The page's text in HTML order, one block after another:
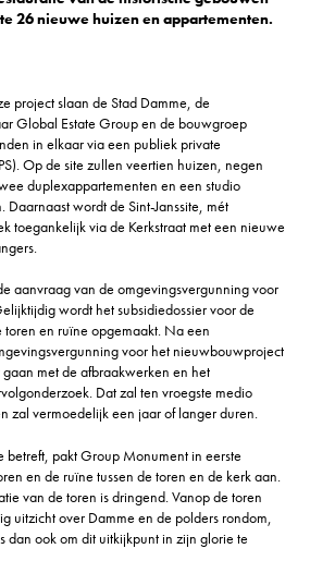
26 nieuwe huizen en appartementen.
project slaan de Stad Damme, de
Global Estate Group en de bouwgroep
in elkaar via een publiek private
Op de site zullen veertien huizen, negen
duplexappartementen en een studio
wordt de Sint-Janssite, mét
toegankelijk via de Kerkstraat met een nieuwe
aanvraag van de omgevingsvergunning voor
wordt het subsidiedossier voor de
toren en ruïne opgemaakt. Na een
voor het nieuwbouwproject
gaan met de afbraakwerken en het
Dat zal ten vroegste medio
zal vermoedelijk een jaar of langer duren.
betreft, pakt Group Monument in eerste
en de ruïne tussen de toren en de kerk aan.
van de toren is dringend. Vanop de toren
uitzicht over Damme en de polders rondom,
dan ook om dit uitkijkpunt in zijn glorie te